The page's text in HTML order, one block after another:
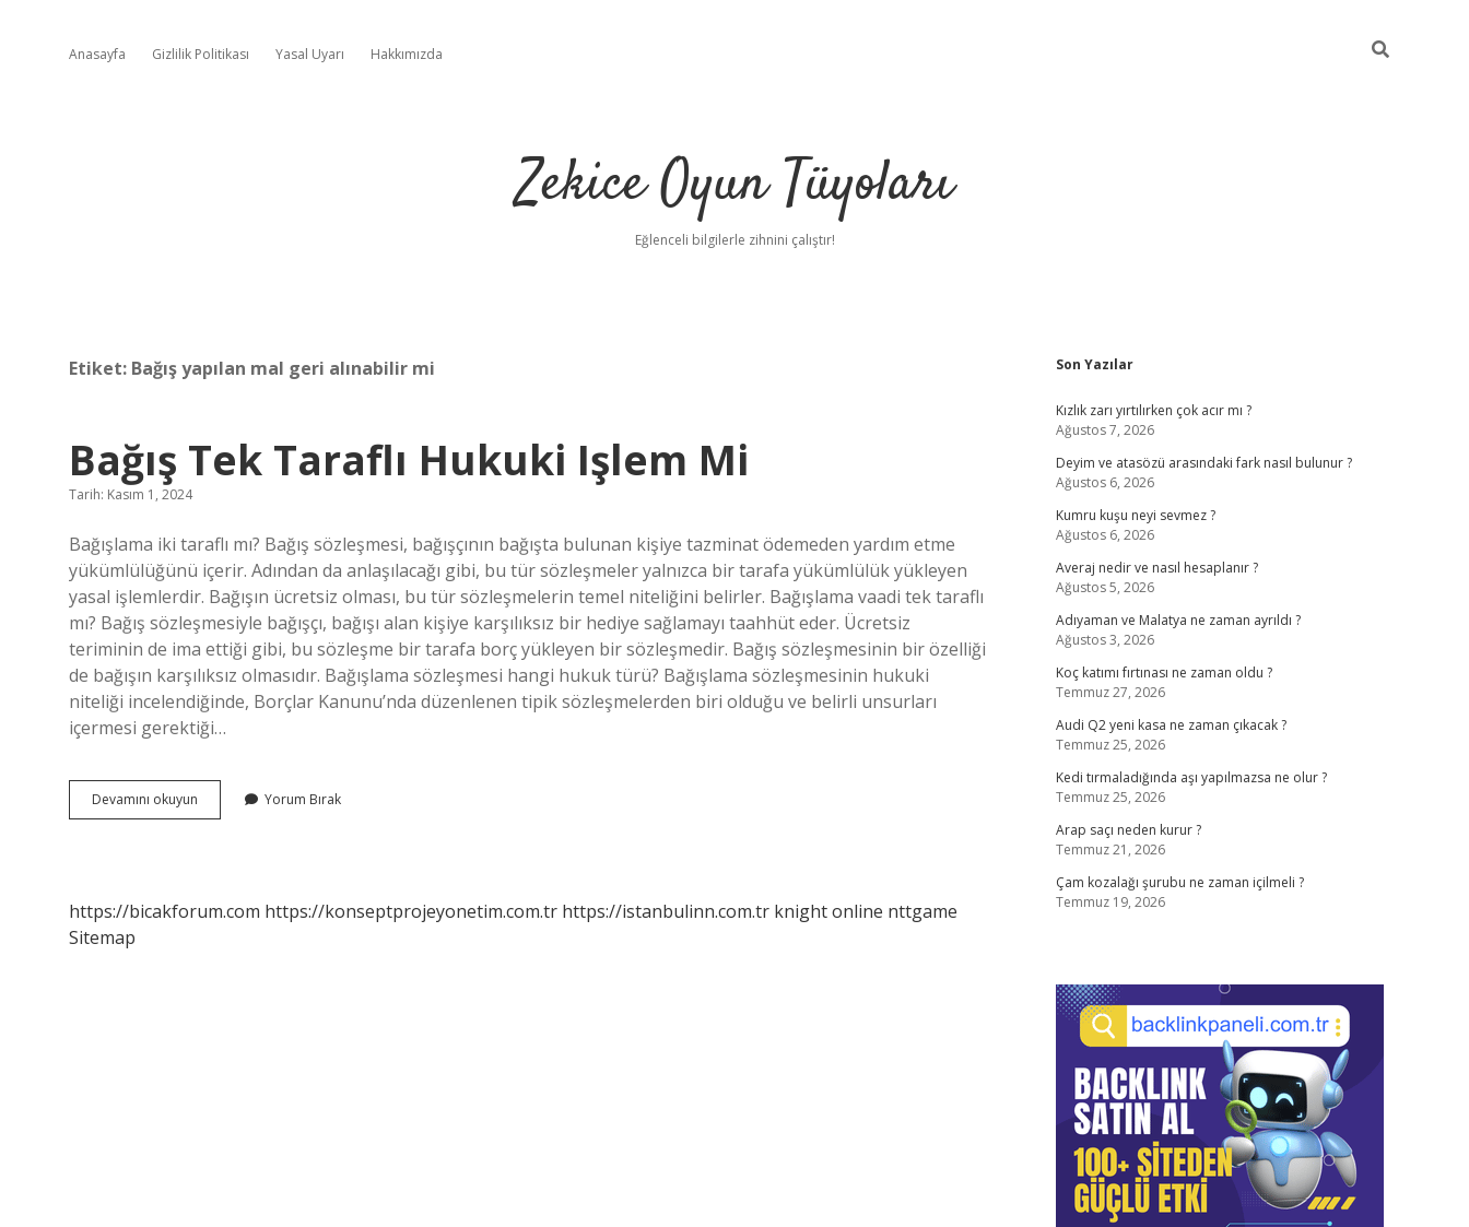
Anasayfa Gizlilik Politikası Yasal Uyarı Hakkımızda
Zekice Oyun Tüyoları
Eğlenceli bilgilerle zihnini çalıştır!
Etiket: Bağış yapılan mal geri alınabilir mi
Bağış Tek Taraflı Hukuki Işlem Mi
Tarih: Kasım 1, 2024
Bağışlama iki taraflı mı? Bağış sözleşmesi, bağışçının bağışta bulunan kişiye tazminat ödemeden yardım etme
yükümlülüğünü içerir. Adından da anlaşılacağı gibi, bu tür sözleşmeler yalnızca bir tarafa yükümlülük yükleyen
yasal işlemlerdir. Bağışın ücretsiz olması, bu tür sözleşmelerin temel niteliğini belirler. Bağışlama vaadi tek taraflı
mı? Bağış sözleşmesiyle bağışçı, bağışı alan kişiye karşılıksız bir hediye sağlamayı taahhüt eder. Ücretsiz
teriminin de ima ettiği gibi, bu sözleşme bir tarafa borç yükleyen bir sözleşmedir. Bağış sözleşmesinin bir özelliği
de bağışın karşılıksız olmasıdır. Bağışlama sözleşmesi hangi hukuk türü? Bağışlama sözleşmesinin hukuki
niteliği incelendiğinde, Borçlar Kanunu’nda düzenlenen tipik sözleşmelerden biri olduğu ve belirli unsurları
içermesi gerektiği…
Devamını okuyun
Tek
Yorum Bırak
https://bicakforum.com https://konseptprojeyonetim.com.tr https://istanbulinn.com.tr knight online nttgame
Sitemap
Sidebar
Son Yazılar
Kızlık zarı yırtılırken çok acır mı ?
Ağustos 7, 2026
Deyim ve atasözü arasındaki fark nasıl bulunur ?
Ağustos 6, 2026
Kumru kuşu neyi sevmez ?
Ağustos 6, 2026
Averaj nedir ve nasıl hesaplanır ?
Ağustos 5, 2026
Adıyaman ve Malatya ne zaman ayrıldı ?
Ağustos 3, 2026
Koç katımı fırtınası ne zaman oldu ?
Temmuz 27, 2026
Audi Q2 yeni kasa ne zaman çıkacak ?
Temmuz 25, 2026
Kedi tırmaladığında aşı yapılmazsa ne olur ?
Temmuz 25, 2026
Arap saçı neden kurur ?
Temmuz 21, 2026
Çam kozalağı şurubu ne zaman içilmeli ?
Temmuz 19, 2026
vdcasino sitesi